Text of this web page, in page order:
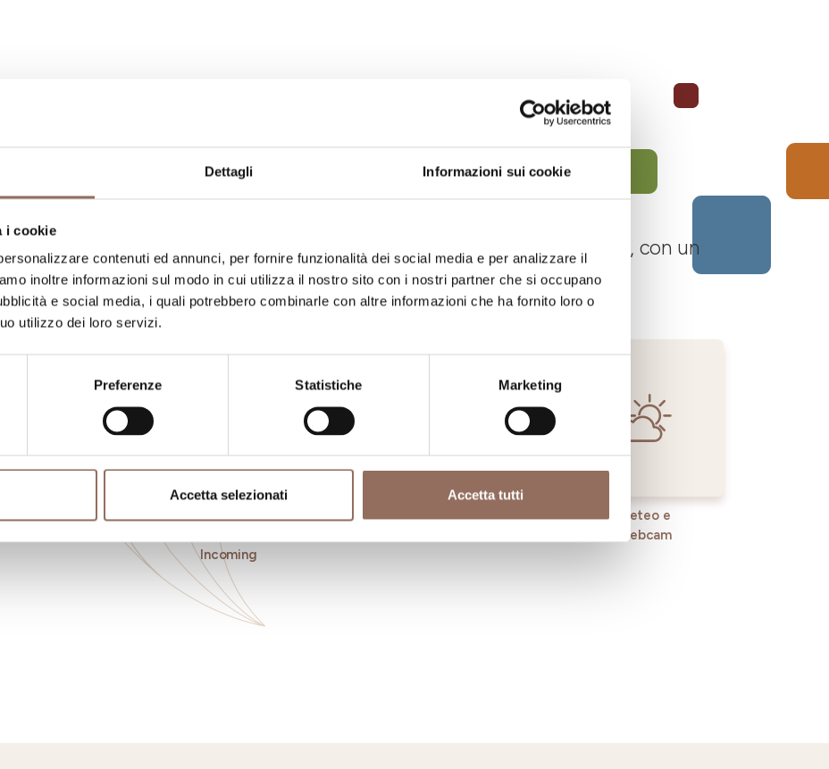
Dettagli Informazioni sui cookie
i cookie
contenuti ed annunci, per fornire funzionalità dei social media e per analizzare il
inoltre informazioni sul modo in cui utilizza il nostro sito con i nostri partner che si occupano
e social media, i quali potrebbero combinarle con altre informazioni che ha fornito loro o
utilizzo dei loro servizi.
Preferenze Statistiche Marketing
Accetta selezionati Accetta tutti
La tua vacanza
cosa fare e visitare in ogni angolo di Langhe Monferrato Roero, con un
occhio al meteo in tempo reale
mangiare
Registro
Incoming
Servizi
Meteo e
Webcam